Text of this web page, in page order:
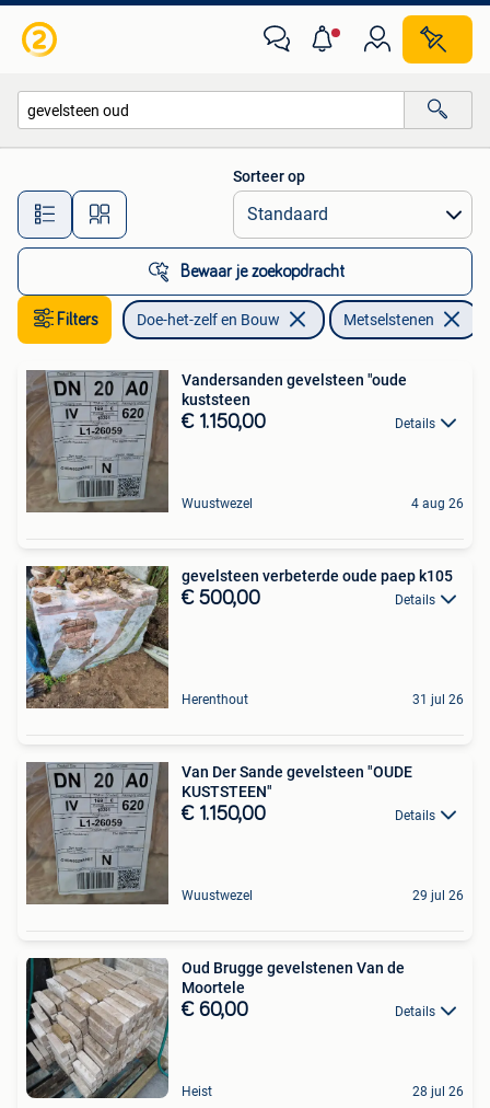
Alle afstanden…
Sorteer op
Bewaar je zoekopdracht
Filters Doe-het-zelf en Bouw Metselstenen
Vandersanden gevelsteen "oude
kuststeen
€ 1.150,00 Details
Wuustwezel 4 aug 26
gevelsteen verbeterde oude paep k105
€ 500,00 Details
Herenthout 31 jul 26
Van Der Sande gevelsteen "OUDE
KUSTSTEEN"
€ 1.150,00 Details
Wuustwezel 29 jul 26
Oud Brugge gevelstenen Van de
Moortele
€ 60,00 Details
Heist 28 jul 26